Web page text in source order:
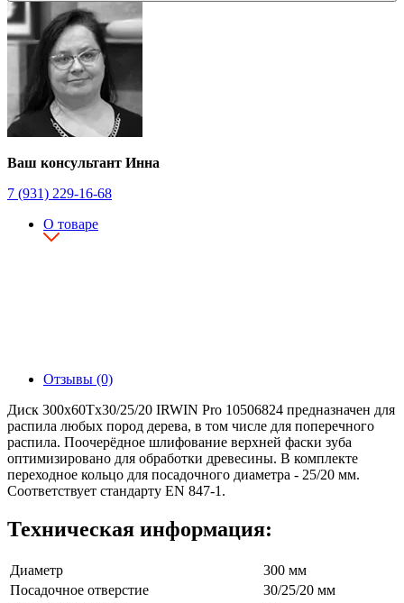
Ваш консультант Инна
7 (931) 229-16-68
О товаре
Отзывы (0)
Диск 300x60Tх30/25/20 IRWIN Pro 10506824 предназначен для
распила любых пород дерева, в том числе для поперечного
распила. Поочерёдное шлифование верхней фаски зуба
оптимизировано для обработки древесины. В комплекте
переходное кольцо для посадочного диаметра - 25/20 мм.
Соответствует стандарту EN 847-1.
Техническая информация:
Диаметр
300 мм
Посадочное отверстие
30/25/20 мм